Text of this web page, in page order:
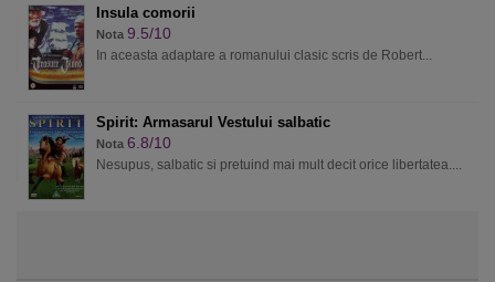
Insula comorii
Nota 9.5/10
In aceasta adaptare a romanului clasic scris de Robert...
Spirit: Armasarul Vestului salbatic
Nota 6.8/10
Nesupus, salbatic si pretuind mai mult decit orice libertatea....